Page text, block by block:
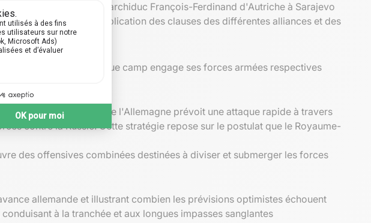
L'assassinat de l'archiduc François-Ferdinand d'Autriche à Sarajevo
de guerre en application des clauses des différentes alliances et des
tous les fronts. Chaque camp engage ses forces armées respectives
le plan Schlieffen de l'Allemagne prévoit une attaque rapide à travers
contre la Russie. Cette stratégie repose sur le postulat que le Royaume-
des offensives combinées destinées à diviser et submerger les forces
allemande et illustrant combien les prévisions optimistes échouent
à la tranchée et aux longues impasses sanglantes